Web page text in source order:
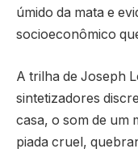
úmido da mata e
socioeconômico
A trilha de Joseph
sintetizadores
casa, o som de um
piada cruel,